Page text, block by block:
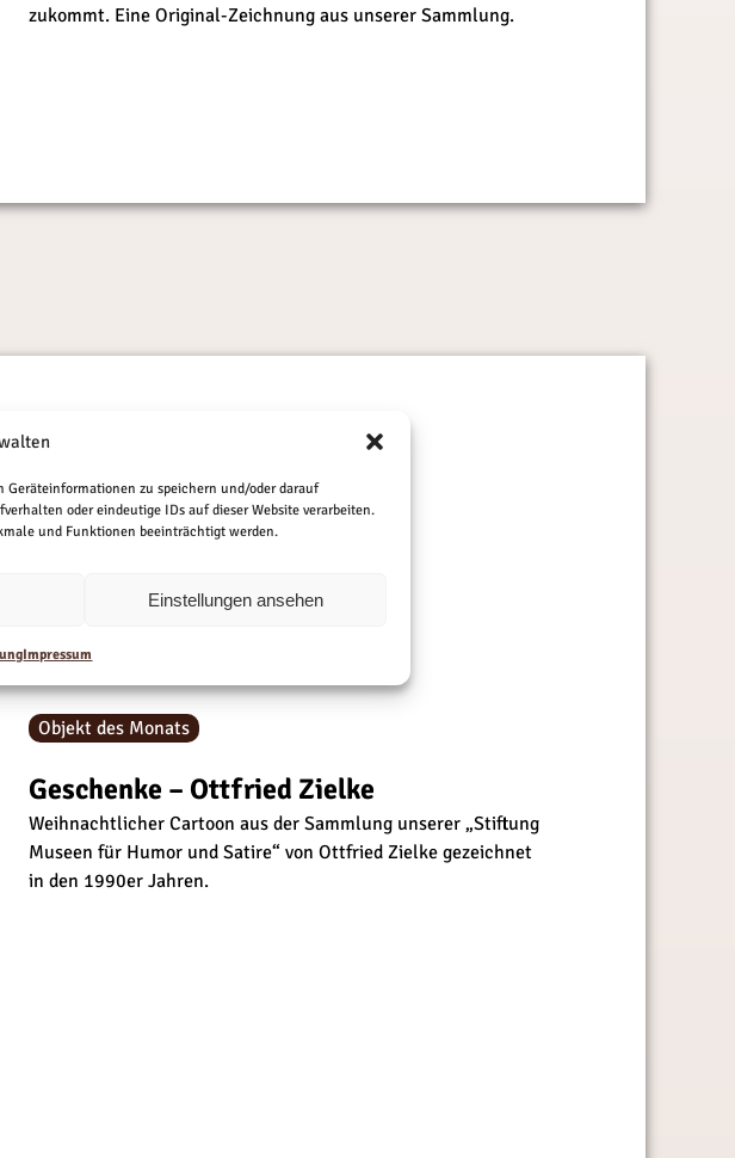
Geräteinformationen zu speichern und/oder darauf
oder eindeutige IDs auf dieser Website verarbeiten.
und Funktionen beeinträchtigt werden.
Einstellungen ansehen
Impressum
zukommt. Eine Original-Zeichnung aus unserer Sammlung.
Objekt des Monats
Geschenke – Ottfried Zielke
Weihnachtlicher Cartoon aus der Sammlung unserer „Stiftung
Museen für Humor und Satire“ von Ottfried Zielke gezeichnet
in den 1990er Jahren.